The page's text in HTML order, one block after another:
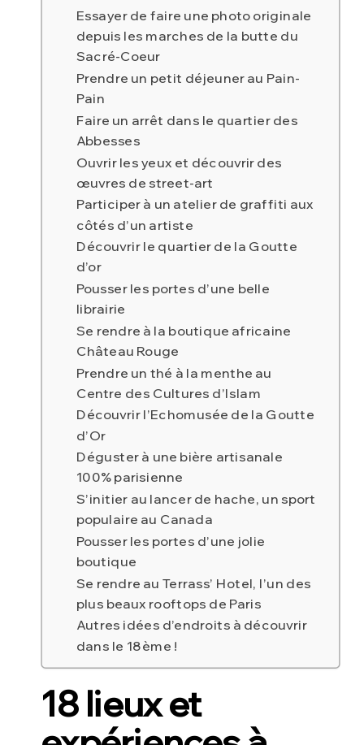
Essayer de faire une photo originale
depuis les marches de la butte du
Sacré-Coeur
Prendre un petit déjeuner au Pain-
Pain
Faire un arrêt dans le quartier des
Abbesses
Ouvrir les yeux et découvrir des
œuvres de street-art
Participer à un atelier de graffiti aux
côtés d’un artiste
Découvrir le quartier de la Goutte
d’or
Pousser les portes d’une belle
librairie
Se rendre à la boutique africaine
Château Rouge
Prendre un thé à la menthe au
Centre des Cultures d’Islam
Découvrir l’Echomusée de la Goutte
d’Or
Déguster à une bière artisanale
100% parisienne
S’initier au lancer de hache, un sport
populaire au Canada
Pousser les portes d’une jolie
boutique
Se rendre au Terrass’ Hotel, l’un des
plus beaux rooftops de Paris
Autres idées d’endroits à découvrir
dans le 18ème !
18 lieux et